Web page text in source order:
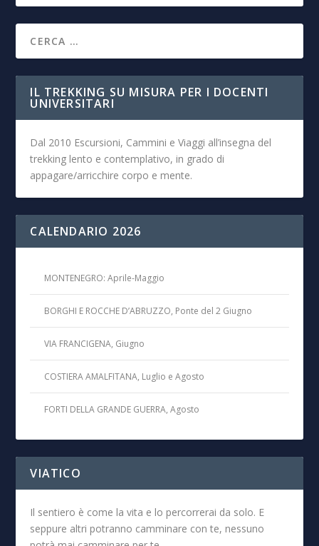
IL TREKKING SU MISURA PER I DOCENTI
UNIVERSITARI
Dal 2010 Escursioni, Cammini e Viaggi all’insegna del
trekking lento e contemplativo, in grado di
appagare/arricchire corpo e mente.
CALENDARIO 2026
MONTENEGRO: Aprile-Maggio
BORGHI E ROCCHE D’ABRUZZO, Ponte del 2 Giugno
VIA FRANCIGENA, Giugno
COSTIERA AMALFITANA, Luglio e Agosto
FORTI DELLA GRANDE GUERRA, Agosto
VIATICO
Il sentiero è come la vita e lo percorrerai da solo. E
seppure altri potranno camminare con te, nessuno